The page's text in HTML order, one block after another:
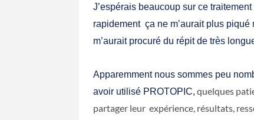
J’espérais beaucoup sur ce
rapidement ça ne m’aurait plus
m’aurait procuré du répit de très
Apparemment nous sommes peu
avoir utilisé PROTOPIC, quelques
partager leur expérience, résultats,